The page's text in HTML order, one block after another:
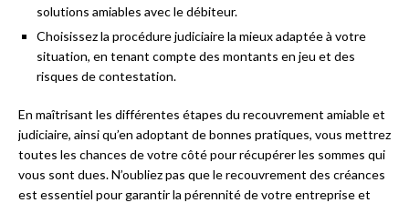
solutions amiables avec le débiteur.
Choisissez la procédure judiciaire la mieux adaptée à votre
situation, en tenant compte des montants en jeu et des
risques de contestation.
En maîtrisant les différentes étapes du recouvrement amiable et
judiciaire, ainsi qu’en adoptant de bonnes pratiques, vous mettrez
toutes les chances de votre côté pour récupérer les sommes qui
vous sont dues. N’oubliez pas que le recouvrement des créances
est essentiel pour garantir la pérennité de votre entreprise et